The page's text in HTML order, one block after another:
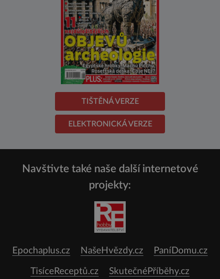
TIŠTĚNÁ VERZE
ELEKTRONICKÁ VERZE
Navštivte také naše další internetové
projekty:
Epochaplus.cz NašeHvězdy.cz PaníDomu.cz
TisíceReceptů.cz SkutečnéPříběhy.cz